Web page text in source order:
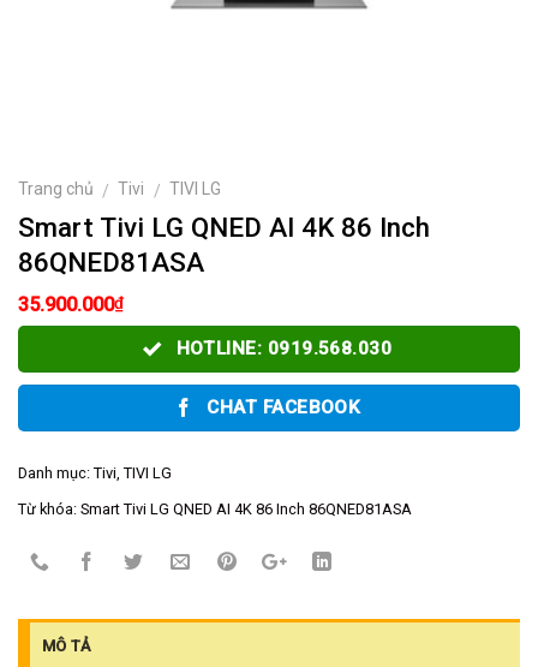
Trang chủ / Tivi / TIVI LG
Smart Tivi LG QNED AI 4K 86 Inch
86QNED81ASA
35.900.000₫
HOTLINE: 0919.568.030
CHAT FACEBOOK
Danh mục: Tivi, TIVI LG
Từ khóa: Smart Tivi LG QNED AI 4K 86 Inch 86QNED81ASA
MÔ TẢ